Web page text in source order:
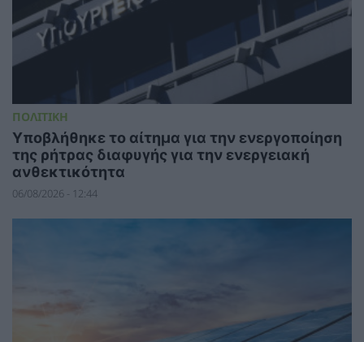
ΠΟΛΙΤΙΚΗ
Υποβλήθηκε το αίτημα για την ενεργοποίηση
της ρήτρας διαφυγής για την ενεργειακή
ανθεκτικότητα
06/08/2026 - 12:44